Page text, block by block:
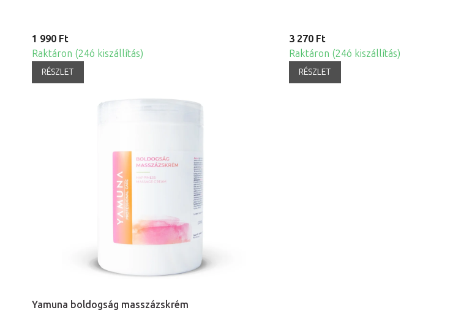
1 990 Ft
Raktáron (24ó kiszállítás)
RÉSZLET
3 270 Ft
Raktáron (24ó kiszállítás)
RÉSZLET
Yamuna boldogság masszázskrém